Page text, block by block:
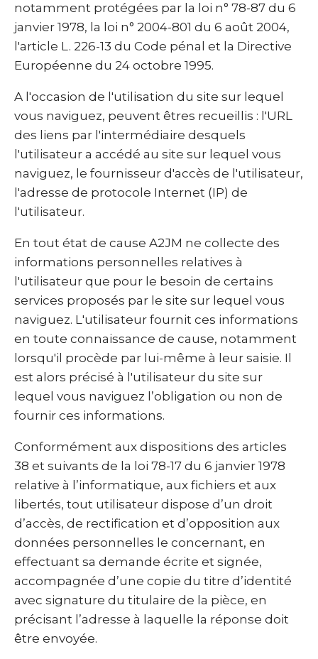
notamment protégées par la loi n° 78-87 du 6
janvier 1978, la loi n° 2004-801 du 6 août 2004,
l'article L. 226-13 du Code pénal et la Directive
Européenne du 24 octobre 1995.
A l'occasion de l'utilisation du site sur lequel
vous naviguez, peuvent êtres recueillis : l'URL
des liens par l'intermédiaire desquels
l'utilisateur a accédé au site sur lequel vous
naviguez, le fournisseur d'accès de l'utilisateur,
l'adresse de protocole Internet (IP) de
l'utilisateur.
En tout état de cause A2JM ne collecte des
informations personnelles relatives à
l'utilisateur que pour le besoin de certains
services proposés par le site sur lequel vous
naviguez. L'utilisateur fournit ces informations
en toute connaissance de cause, notamment
lorsqu'il procède par lui-même à leur saisie. Il
est alors précisé à l'utilisateur du site sur
lequel vous naviguez l’obligation ou non de
fournir ces informations.
Conformément aux dispositions des articles
38 et suivants de la loi 78-17 du 6 janvier 1978
relative à l’informatique, aux fichiers et aux
libertés, tout utilisateur dispose d’un droit
d’accès, de rectification et d’opposition aux
données personnelles le concernant, en
effectuant sa demande écrite et signée,
accompagnée d’une copie du titre d’identité
avec signature du titulaire de la pièce, en
précisant l’adresse à laquelle la réponse doit
être envoyée.